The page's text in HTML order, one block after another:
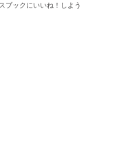
ブックにいいね！しよう